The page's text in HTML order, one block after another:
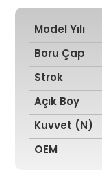
Model Yılı
Boru Çap
Strok
Açık Boy
Kuvvet (N)
OEM